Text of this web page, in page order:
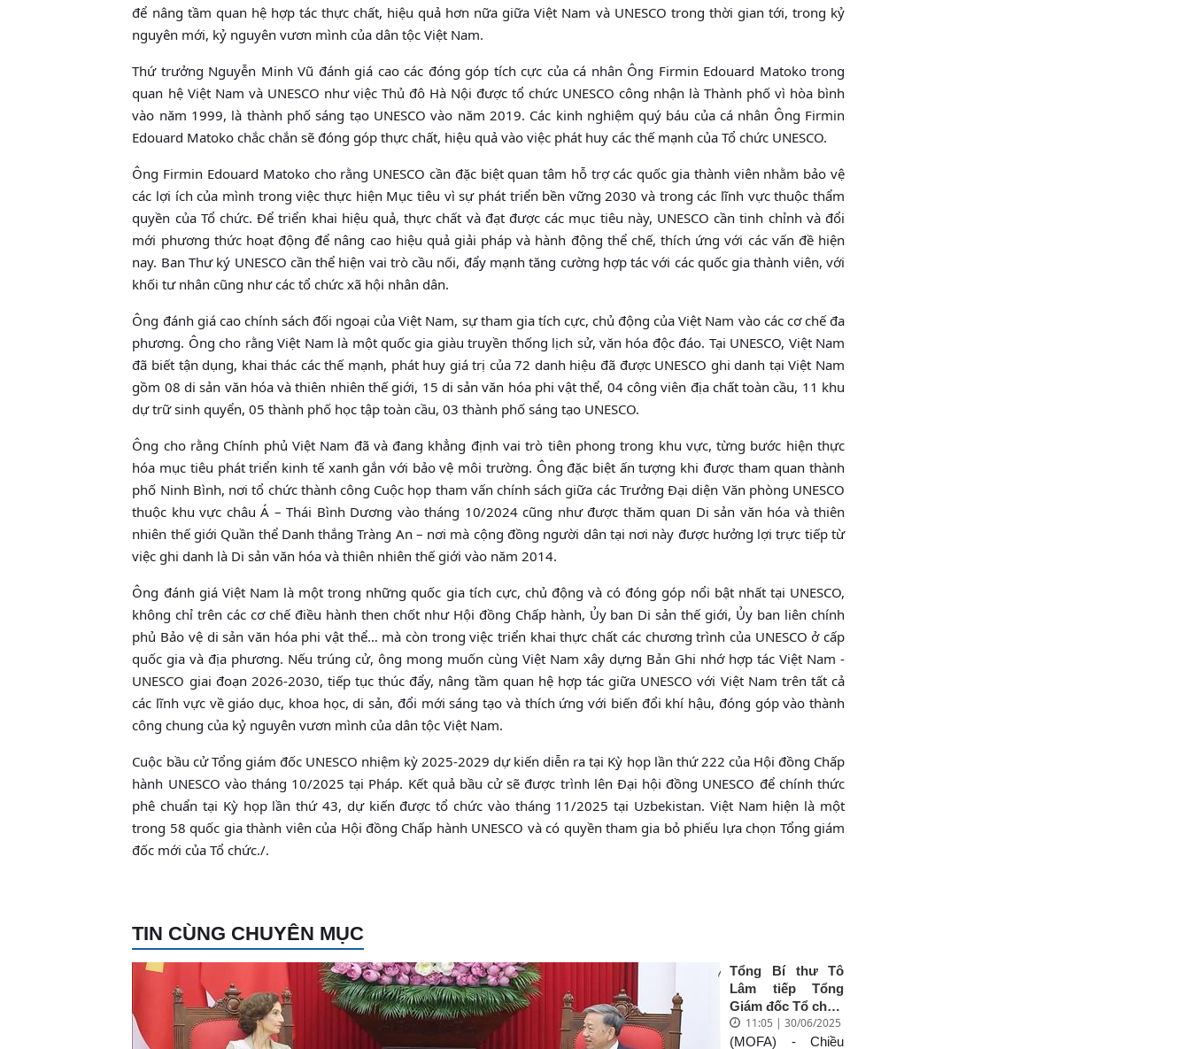
để nâng tầm quan hệ hợp tác thực chất, hiệu quả hơn nữa giữa Việt Nam và UNESCO trong thời gian tới, trong kỷ
nguyên mới, kỷ nguyên vươn mình của dân tộc Việt Nam.
Thứ trưởng Nguyễn Minh Vũ đánh giá cao các đóng góp tích cực của cá nhân Ông Firmin Edouard Matoko trong
quan hệ Việt Nam và UNESCO như việc Thủ đô Hà Nội được tổ chức UNESCO công nhận là Thành phố vì hòa bình
vào năm 1999, là thành phố sáng tạo UNESCO vào năm 2019. Các kinh nghiệm quý báu của cá nhân Ông Firmin
Edouard Matoko chắc chắn sẽ đóng góp thực chất, hiệu quả vào việc phát huy các thế mạnh của Tổ chức UNESCO.
Ông Firmin Edouard Matoko cho rằng UNESCO cần đặc biệt quan tâm hỗ trợ các quốc gia thành viên nhằm bảo vệ
các lợi ích của mình trong việc thực hiện Mục tiêu vì sự phát triển bền vững 2030 và trong các lĩnh vực thuộc thẩm
quyền của Tổ chức. Để triển khai hiệu quả, thực chất và đạt được các mục tiêu này, UNESCO cần tinh chỉnh và đổi
mới phương thức hoạt động để nâng cao hiệu quả giải pháp và hành động thể chế, thích ứng với các vấn đề hiện
nay. Ban Thư ký UNESCO cần thể hiện vai trò cầu nối, đẩy mạnh tăng cường hợp tác với các quốc gia thành viên, với
khối tư nhân cũng như các tổ chức xã hội nhân dân.
Ông đánh giá cao chính sách đối ngoại của Việt Nam, sự tham gia tích cực, chủ động của Việt Nam vào các cơ chế đa
phương. Ông cho rằng Việt Nam là một quốc gia giàu truyền thống lịch sử, văn hóa độc đáo. Tại UNESCO, Việt Nam
đã biết tận dụng, khai thác các thế mạnh, phát huy giá trị của 72 danh hiệu đã được UNESCO ghi danh tại Việt Nam
gồm 08 di sản văn hóa và thiên nhiên thế giới, 15 di sản văn hóa phi vật thể, 04 công viên địa chất toàn cầu, 11 khu
dự trữ sinh quyển, 05 thành phố học tập toàn cầu, 03 thành phố sáng tạo UNESCO.
Ông cho rằng Chính phủ Việt Nam đã và đang khẳng định vai trò tiên phong trong khu vực, từng bước hiện thực
hóa mục tiêu phát triển kinh tế xanh gắn với bảo vệ môi trường. Ông đặc biệt ấn tượng khi được tham quan thành
phố Ninh Bình, nơi tổ chức thành công Cuộc họp tham vấn chính sách giữa các Trưởng Đại diện Văn phòng UNESCO
thuộc khu vực châu Á – Thái Bình Dương vào tháng 10/2024 cũng như được thăm quan Di sản văn hóa và thiên
nhiên thế giới Quần thể Danh thắng Tràng An – nơi mà cộng đồng người dân tại nơi này được hưởng lợi trực tiếp từ
việc ghi danh là Di sản văn hóa và thiên nhiên thế giới vào năm 2014.
Ông đánh giá Việt Nam là một trong những quốc gia tích cực, chủ động và có đóng góp nổi bật nhất tại UNESCO,
không chỉ trên các cơ chế điều hành then chốt như Hội đồng Chấp hành, Ủy ban Di sản thế giới, Ủy ban liên chính
phủ Bảo vệ di sản văn hóa phi vật thể… mà còn trong việc triển khai thực chất các chương trình của UNESCO ở cấp
quốc gia và địa phương. Nếu trúng cử, ông mong muốn cùng Việt Nam xây dựng Bản Ghi nhớ hợp tác Việt Nam -
UNESCO giai đoạn 2026-2030, tiếp tục thúc đẩy, nâng tầm quan hệ hợp tác giữa UNESCO với Việt Nam trên tất cả
các lĩnh vực về giáo dục, khoa học, di sản, đổi mới sáng tạo và thích ứng với biến đổi khí hậu, đóng góp vào thành
công chung của kỷ nguyên vươn mình của dân tộc Việt Nam.
Cuộc bầu cử Tổng giám đốc UNESCO nhiệm kỳ 2025-2029 dự kiến diễn ra tại Kỳ họp lần thứ 222 của Hội đồng Chấp
hành UNESCO vào tháng 10/2025 tại Pháp. Kết quả bầu cử sẽ được trình lên Đại hội đồng UNESCO để chính thức
phê chuẩn tại Kỳ họp lần thứ 43, dự kiến được tổ chức vào tháng 11/2025 tại Uzbekistan. Việt Nam hiện là một
trong 58 quốc gia thành viên của Hội đồng Chấp hành UNESCO và có quyền tham gia bỏ phiếu lựa chọn Tổng giám
đốc mới của Tổ chức./.
TIN CÙNG CHUYÊN MỤC
Tổng Bí thư Tô
Lâm tiếp Tổng
Giám đốc Tổ chức
Giáo dục, Khoa
học và Văn hóa
11:05 | 30/06/2025
(MOFA) - Chiều